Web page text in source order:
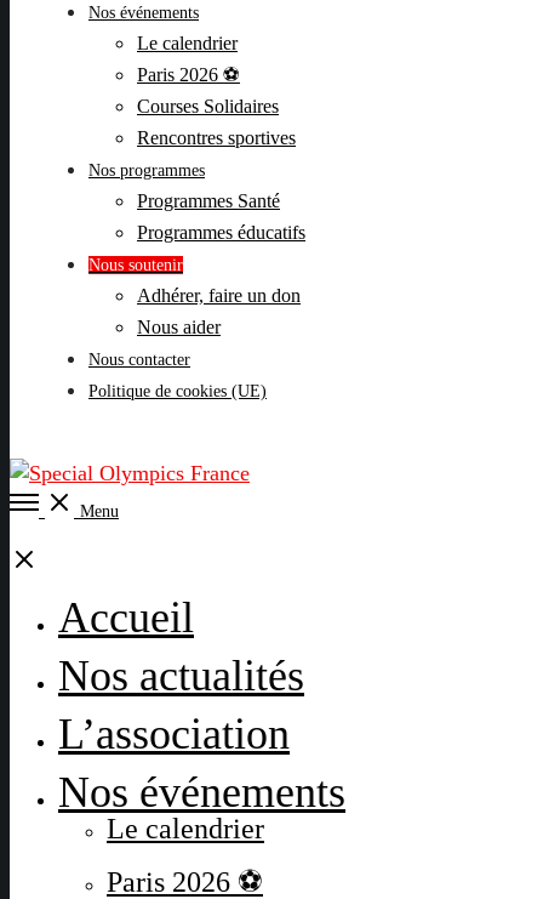
Nos événements
Le calendrier
Paris 2026 ⚽
Courses Solidaires
Rencontres sportives
Nos programmes
Programmes Santé
Programmes éducatifs
Nous soutenir
Adhérer, faire un don
Nous aider
Nous contacter
Politique de cookies (UE)
Open
Menu
Close
Accueil
Nos actualités
L’association
Nos événements
Le calendrier
Paris 2026 ⚽